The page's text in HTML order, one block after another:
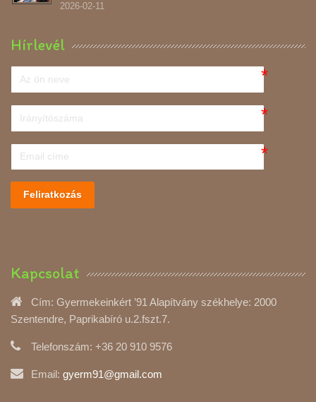
2026-02-11
Hírlevél
Feliratkozás
Kapcsolat
Cím: Gyermekeinkért ’91 Alapítvány székhelye: 2000
Szentendre, Paprikabíró u.2.fszt.7.
Telefonszám: +36 20 910 9576
Email: gyerm91@gmail.com